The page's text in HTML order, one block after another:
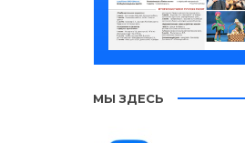
МЫ ЗДЕСЬ